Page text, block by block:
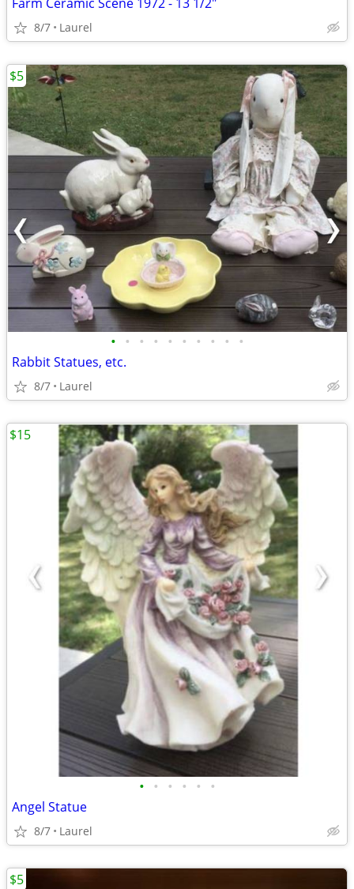
8/7 Laurel
• • • • • • • • • •
Rabbit Statues, etc.
8/7 Laurel
$5
• • • • • •
Angel Statue
8/7 Laurel
$15
$5